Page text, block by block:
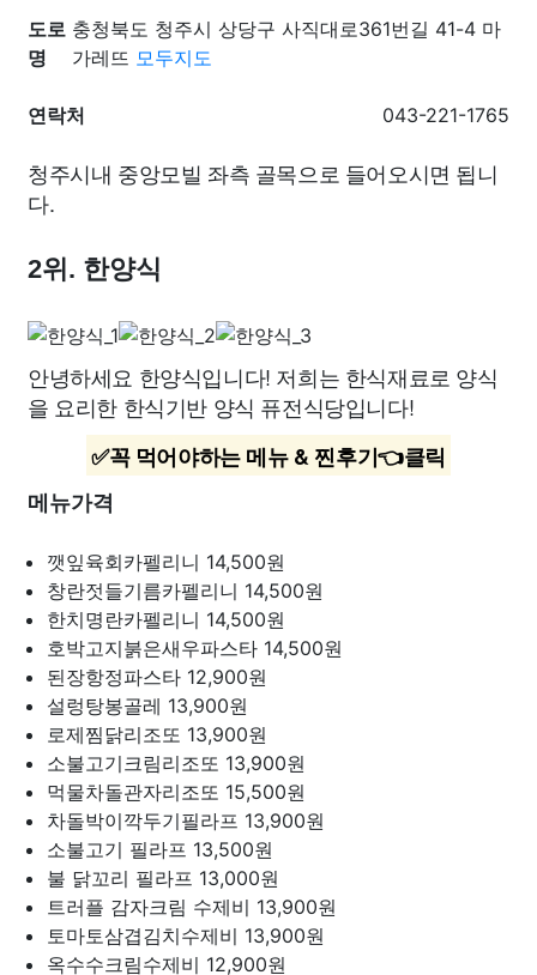
도로
명
충청북도 청주시 상당구 사직대로361번길 41-4 마
가레뜨 모두지도
연락처 043-221-1765
청주시내 중앙모빌 좌측 골목으로 들어오시면 됩니
다.
2위. 한양식
안녕하세요 한양식입니다! 저희는 한식재료로 양식
을 요리한 한식기반 양식 퓨전식당입니다!
✅꼭 먹어야하는 메뉴 & 찐후기👈클릭
메뉴가격
깻잎육회카펠리니 14,500원
창란젓들기름카펠리니 14,500원
한치명란카펠리니 14,500원
호박고지붉은새우파스타 14,500원
된장항정파스타 12,900원
설렁탕봉골레 13,900원
로제찜닭리조또 13,900원
소불고기크림리조또 13,900원
먹물차돌관자리조또 15,500원
차돌박이깍두기필라프 13,900원
소불고기 필라프 13,500원
불 닭꼬리 필라프 13,000원
트러플 감자크림 수제비 13,900원
토마토삼겹김치수제비 13,900원
옥수수크림수제비 12,900원